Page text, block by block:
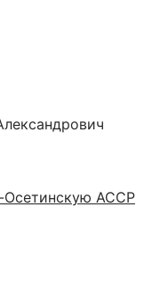
Осетинскую АССР